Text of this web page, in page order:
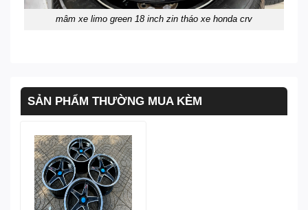
mâm xe limo green 18 inch zin tháo xe honda crv
SẢN PHẨM THƯỜNG MUA KÈM